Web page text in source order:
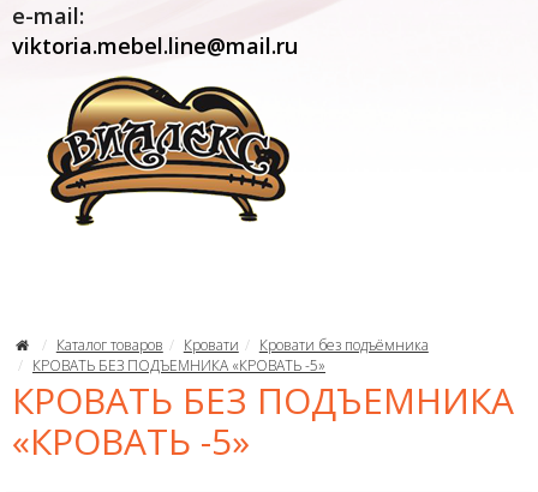
e-mail:
viktoria.mebel.line@mail.ru
Каталог товаров Кровати
Кровати без подъёмника
КРОВАТЬ БЕЗ ПОДЪЕМНИКА «КРОВАТЬ -5»
КРОВАТЬ БЕЗ ПОДЪЕМНИКА
«КРОВАТЬ -5»